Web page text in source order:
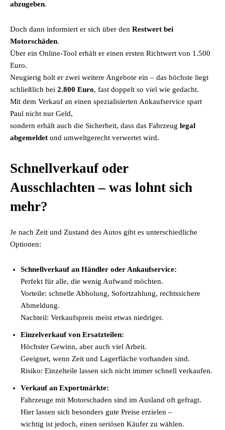
abzugeben.
Doch dann informiert er sich über den Restwert bei
Motorschäden.
Über ein Online-Tool erhält er einen ersten Richtwert von 1.500
Euro.
Neugierig holt er zwei weitere Angebote ein – das höchste liegt
schließlich bei 2.800 Euro, fast doppelt so viel wie gedacht.
Mit dem Verkauf an einen spezialisierten Ankaufservice spart
Paul nicht nur Geld,
sondern erhält auch die Sicherheit, dass das Fahrzeug legal
abgemeldet und umweltgerecht verwertet wird.
Schnellverkauf oder
Ausschlachten – was lohnt sich
mehr?
Je nach Zeit und Zustand des Autos gibt es unterschiedliche
Optionen:
Schnellverkauf an Händler oder Ankaufservice:
Perfekt für alle, die wenig Aufwand möchten.
Vorteile: schnelle Abholung, Sofortzahlung, rechtssichere
Abmeldung.
Nachteil: Verkaufspreis meist etwas niedriger.
Einzelverkauf von Ersatzteilen:
Höchster Gewinn, aber auch viel Arbeit.
Geeignet, wenn Zeit und Lagerfläche vorhanden sind.
Risiko: Einzelteile lassen sich nicht immer schnell verkaufen.
Verkauf an Exportmärkte:
Fahrzeuge mit Motorschaden sind im Ausland oft gefragt.
Hier lassen sich besonders gute Preise erzielen –
wichtig ist jedoch, einen seriösen Käufer zu wählen.